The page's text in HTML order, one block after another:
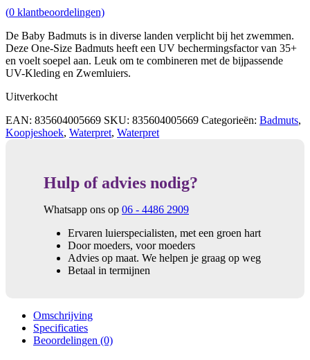
(0 klantbeoordelingen)
De Baby Badmuts is in diverse landen verplicht bij het zwemmen.
Deze One-Size Badmuts heeft een UV bechermingsfactor van 35+
en voelt soepel aan. Leuk om te combineren met de bijpassende
UV-Kleding en Zwemluiers.
Uitverkocht
EAN: 835604005669 SKU: 835604005669 Categorieën: Badmuts,
Koopjeshoek, Waterpret, Waterpret
Hulp of advies nodig?
Whatsapp ons op 06 - 4486 2909
Ervaren luierspecialisten, met een groen hart
Door moeders, voor moeders
Advies op maat. We helpen je graag op weg
Betaal in termijnen
Omschrijving
Specificaties
Beoordelingen (0)